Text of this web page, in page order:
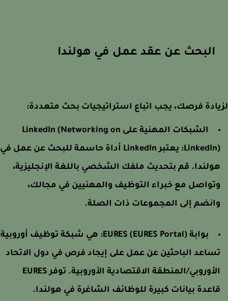
البحث عن عقد عمل في هولندا
فرصك، يجب اتباع استراتيجيات بحث متعددة:
الشبكات المهنية على LinkedIn (Networking on
يعتبر LinkedIn أداة حاسمة للبحث عن عمل في
قم بتحديث ملفك الشخصي باللغة الإنجليزية،
مع خبراء التوظيف والمهنيين في مجالك،
إلى المجموعات ذات الصلة.
بوابة EURES (EURES Portal):
هي شبكة توظيف أوروبية
الباحثين عن عمل على إيجاد فرص في دول الاتحاد
الأوروبي/المنطقة الاقتصادية الأوروبية. توفر EURES
بيانات كبيرة للوظائف الشاغرة في هولندا.